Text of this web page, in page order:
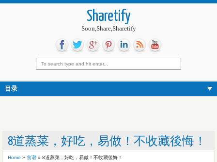
Sharetify
Soon,Share,Sharetify
目录
8道蒸菜，好吃，易做！不收藏後悔！
Home » 食谱 » 8道蒸菜，好吃，易做！不收藏後悔！